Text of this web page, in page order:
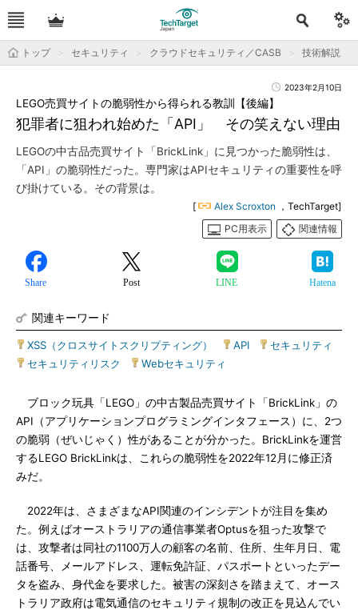
トップ セキュリティ クラウドセキュリティ／CASB 技術解説
2023年2月10日
犯罪者に狙われ始めた「API」 その笑えない理由
LEGO売買サイトの脆弱性から得られる教訓【後編】
LEGOの中古品売買サイト「BrickLink」に見つかった脆弱性は、
「API」の脆弱性だった。専門家はAPIセキュリティの重要性を呼
び掛けている。その背景は。
[ Alex Scroxton ，TechTarget]
PC用表示
関連情報
Share Post LINE Hatena
関連キーワード
XSS（クロスサイトスクリプティング） API セキュリティ
セキュリティリスク
Webセキュリティ
ブロック玩具「LEGO」の中古製品売買サイト「BrickLink」の
API（アプリケーションプログラミングインタフェース）に、2つ
の脆弱（ぜいじゃく）性があることが分かった。BrickLinkを運営
するLEGO BrickLinkは、これらの脆弱性を2022年12月に修正済
みだ。
2022年は、さまざまなAPI関連のインシデントが注目を集め
た。例えばオーストラリアの通信事業者Optusを狙った攻撃で
は、攻撃者は同社の1100万人の顧客の名前、住所、生年月日、電
話番号、メールアドレス、運転免許証、パスポートといったデー
タを盗み、身代金を要求した。被害の深刻さを踏まえて、オース
トラリア政府は電気通信のセキュリティ規制の改正を見込んでい